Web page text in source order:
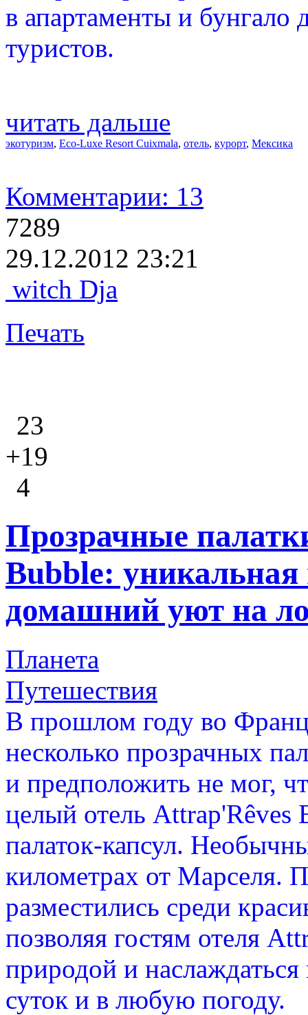
в апартаменты и бунгало
туристов.
читать дальше
экотуризм, Eco-Luxe Resort Cuixmala, отель, курорт, Мексика
Комментарии: 13
7289
29.12.2012 23:21
witch Dja
Печать
23
+19
4
Прозрачные
Bubble:
домашний уют на
Планета
Путешествия
В прошлом году во
несколько прозрачных
и предположить не мог,
целый отель Attrap'Rêves
палаток-капсул.
километрах от Марселя.
разместились среди
позволяя гостям отеля
природой и
суток и в любую погоду.